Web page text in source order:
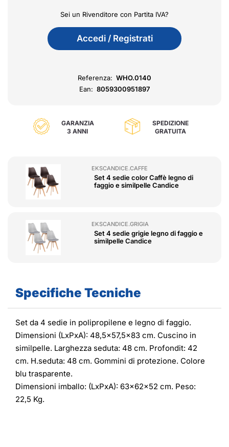
Sei un Rivenditore con Partita IVA?
Accedi / Registrati
Referenza: WHO.0140
Ean: 8059300951897
GARANZIA
3 ANNI
SPEDIZIONE
GRATUITA
EKSCANDICE.CAFFE
Set 4 sedie color Caffè legno di
faggio e similpelle Candice
EKSCANDICE.GRIGIA
Set 4 sedie grigie legno di faggio e
similpelle Candice
Specifiche Tecniche
Set da 4 sedie in polipropilene e legno di faggio.
Dimensioni (LxPxA): 48,5x57,5x83 cm. Cuscino in
similpelle. Larghezza seduta: 48 cm. Profondit: 42
cm. H.seduta: 48 cm. Gommini di protezione. Colore
blu trasparente.
Dimensioni imballo: (LxPxA): 63x62x52 cm. Peso:
22,5 Kg.